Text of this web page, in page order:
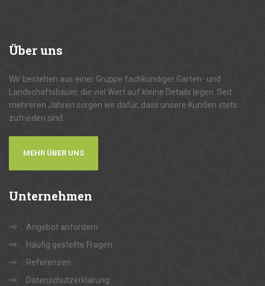
Überuns
Wir bestehen aus einer Gruppe fachkundiger Garten- und
Landschaftsbauer, die viel Wert auf kleine Details legen. Seit
mehreren Jahren sorgen wir dafür, dass unsere Kunden stets
zufrieden sind.
MEHR ÜBER UNS
Unternehmen
Angebot anfordern
Häufig gestellte Fragen
Referenzen
Datenschutzerklärung